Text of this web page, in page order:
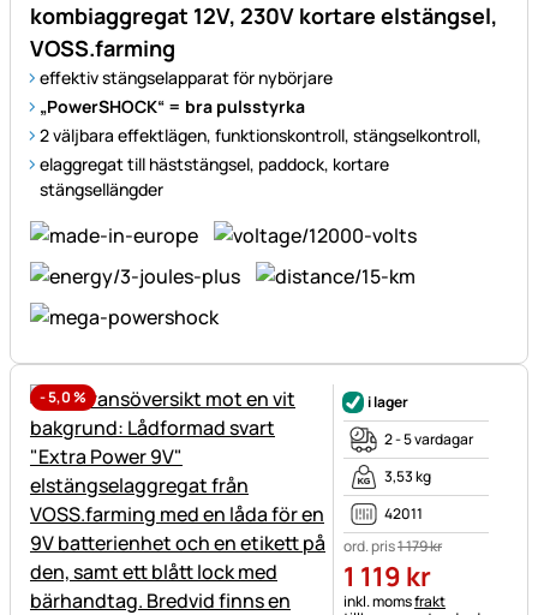
kombiaggregat 12V, 230V kortare elstängsel,
VOSS.farming
effektiv stängselapparat för nybörjare
„PowerSHOCK“ = bra pulsstyrka
2 väljbara effektlägen, funktionskontroll, stängselkontroll,
elaggregat till häststängsel, paddock, kortare
stängsellängder
-5,0%
i lager
2 - 5 vardagar
3,53 kg
42011
ord. pris1 179kr
1 119 kr
Skatteinformation:
inkl. momsfrakt